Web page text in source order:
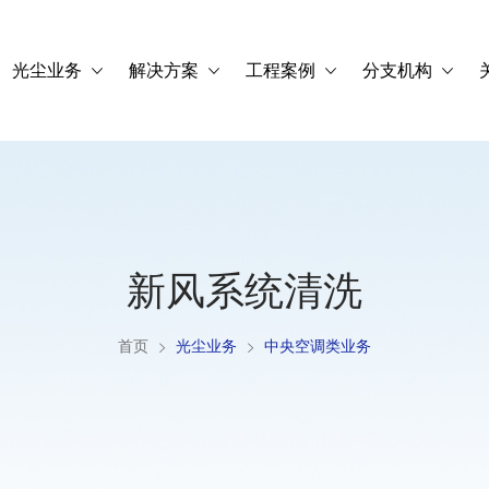
光尘业务 解决方案 工程案例 分支机构
新风系统清洗
首页 光尘业务 中央空调类业务